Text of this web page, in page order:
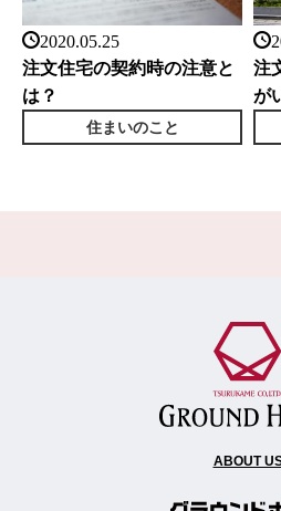
2020.05.25
注文住宅の契約時の注意と
は？
住まいのこと
注
が
ABOUT